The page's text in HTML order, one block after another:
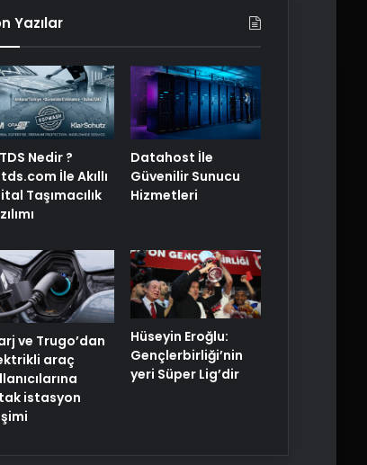
Yazılar
Nedir ?
İle Akıllı
Taşımacılık
Datahost İle
Güvenilir Sunucu
Hizmetleri
ve Trugo’dan
araç
istasyon
Hüseyin Eroğlu:
Gençlerbirliği’nin
yeri Süper Lig’dir